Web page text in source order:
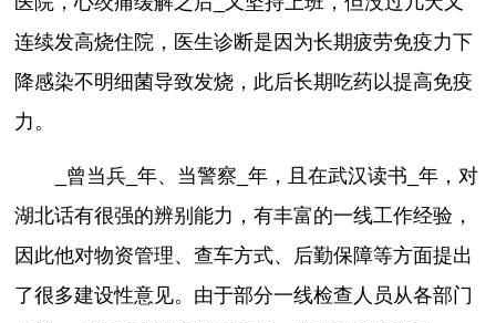
连续发高烧住院，医生诊断是因为长期疲劳免疫力下
降感染不明细菌导致发烧，此后长期吃药以提高免疫
力。
_曾当兵_年、当警察_年，且在武汉读书_年，对
湖北话有很强的辨别能力，有丰富的一线工作经验，
因此他对物资管理、查车方式、后勤保障等方面提出
了很多建设性意见。由于部分一线检查人员从各部门